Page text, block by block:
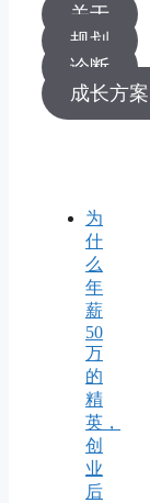
关于
规划
诊断
成长方案
为
什
么
年
薪
50
万
的
精
英，
创
业
后